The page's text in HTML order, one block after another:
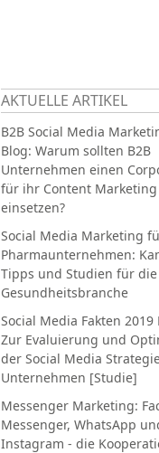
AKTUELLE ARTIKEL
B2B Social Media
Blog: Warum sollten B2B
Unternehmen einen
für ihr Content Marketing
einsetzen?
Social Media Marketing
Pharmaunternehmen:
Tipps und Studien für die
Gesundheitsbranche
Social Media Fakten 2019
Zur Evaluierung und
der Social Media
Unternehmen [Studie]
Messenger Marketing:
Messenger, WhatsApp
Instagram - die